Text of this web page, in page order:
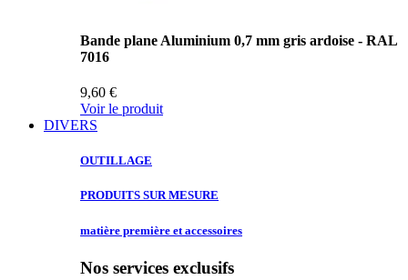
Bande plane Aluminium 0,7 mm gris ardoise - RAL
7016
9,60 €
Voir le produit
DIVERS
OUTILLAGE
PRODUITS SURMESURE
matière première et accessoires
Nos services exclusifs